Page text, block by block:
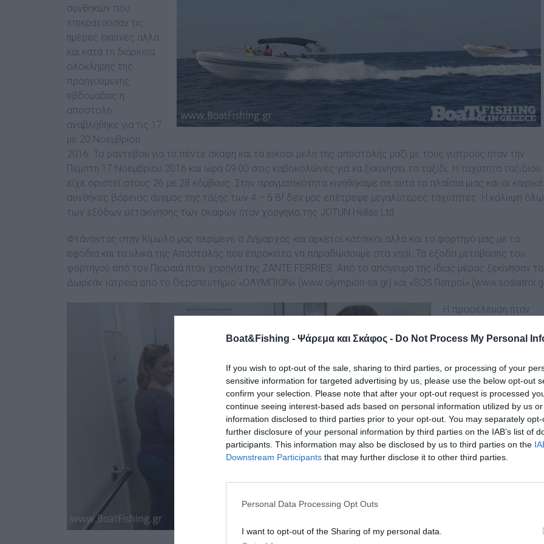
Boat&Fishing - Ψάρεμα και Σκάφος - Do Not Process My Personal
If you wish to opt-out of the sale, sharing to third parties, or processing of your
sensitive information for targeted advertising by us, please use the below opt-out
confirm your selection. Please note that after your opt-out request is processed
continue seeing interest-based ads based on personal information utilized by us
information disclosed to third parties prior to your opt-out. You may separately
further disclosure of your personal information by third parties on the IAB’s list of
participants. This information may also be disclosed by us to third parties on the
Downstream Participants that may further disclose it to other third parties.
Personal Data Processing Opt Outs
I want to opt-out of the Sharing of my personal data.
συνθηκών που
επικρατούσαν τις
ημέρες εκείνες αλλά
και κατά τη διάρκεια
ολόκληρης της
προηγούμενης
εβδομάδας η
αποστολή
αναβλήθηκε για τις 17
με 20 Νοεμβρίου
2016. Το ραντεβού για τα πέντε σκάφη και τα είκοσι μέλη της αποστολής μαζί με τους γιατρούς ήταν την
Πέμπτη 17 Νοεμβρίου 2016 και ώρα 09:00 στις καβοκολώνες για να ξεκινήσει το ταξίδι. Η ταχύτητα ταξιδιού
είχε οριστεί στους 26 με 28 κόμβους. Στην πραγματικότητα κινηθήκαμε σε αυτά τα πλαίσια μιας και οι
συνθήκες Βόρειος άνεμος της τάξης των 4 – 5 Bf δεν μας επέτρεψε μεγαλύτερες ταχύτητες. Η κάλυψη
των εξόδων μετακίνησης των σκαφών ήταν χοργηγία της JOTUN Hellas Ltd.
Φτάνοντας στην Κίμωλο μας περίμενε ο Δήμαρχος και αρκετοί κάτοικοι αλλά και το φορτηγό μας με τα
εφόδια και τα υλικά της Αποστολής που επρόκειτο να παραδώσουμε στο νησί. Τα έξοδα μετάβασης του
φορτηγού από τον Πειραιά ήταν χορηγία της ZANTE FERRIES. Από το απόγευμα της ίδιας μέρας ξεκίνησαν τα
Δωρεάν Ιατρεία από το Θεραπευτήριο «ΟΛΥΜΠΙΟΝ» (www.olympion-sa.gr) και «SOS Γιατροί» (
Η προσέλευση ήταν
συνολικά είχαμε 205
κατοίκους κάθε
Τα Ιατρεία ήταν σε
λειτουργία από το
στις 09:00 μέχρι τις
14:00 και από 18:00
μέχρι τουλάχιστον τις
20:30. Τα μέλη του
τη σειρά εκδίδοντας